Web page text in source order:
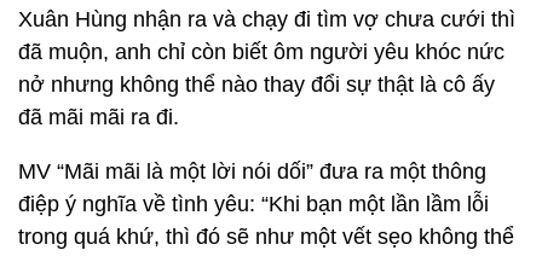
Xuân Hùng nhận ra và chạy đi tìm vợ chưa cưới thì
đã muộn, anh chỉ còn biết ôm người yêu khóc nức
nở nhưng không thể nào thay đổi sự thật là cô ấy
đã mãi mãi ra đi.
MV “Mãi mãi là một lời nói dối” đưa ra một thông
điệp ý nghĩa về tình yêu: “Khi bạn một lần lầm lỗi
trong quá khứ, thì đó sẽ như một vết sẹo không thể